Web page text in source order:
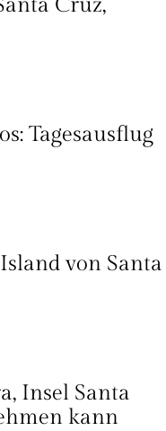
Cruz,
Tagesausflug
von Santa
Insel Santa
kann